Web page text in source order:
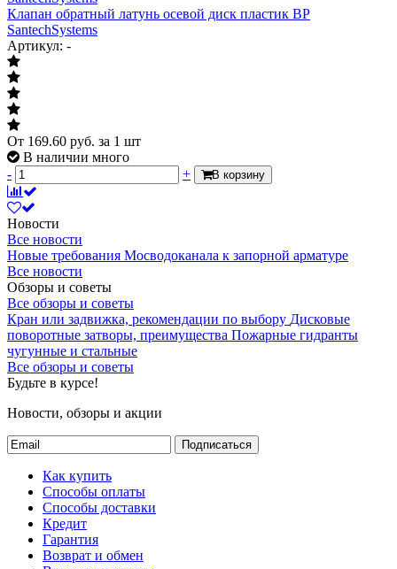
Клапан обратный латунь осевой диск пластик ВР
SantechSystems
Артикул: -
От 169.60 руб. за 1 шт
В наличии много
-
+ В корзину
Новости
Все новости
Новые требования Мосводоканала к запорной арматуре
Все новости
Обзоры и советы
Все обзоры и советы
Кран или задвижка, рекомендации по выбору Дисковые
поворотные затворы, преимущества Пожарные гидранты
чугунные и стальные
Все обзоры и советы
Будьте в курсе!
Новости, обзоры и акции
Подписаться
Как купить
Способы оплаты
Способы доставки
Кредит
Гарантия
Возврат и обмен